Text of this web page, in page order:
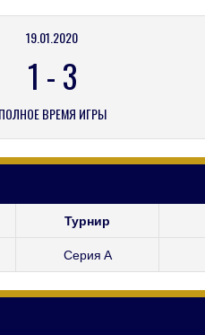
19.01.2020
1 -3
ПОЛНОЕ ВРЕМЯ ИГРЫ
Турнир
Серия А